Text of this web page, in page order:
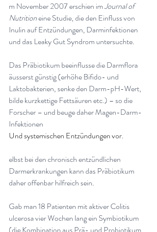
m November 2007 erschien im Journal of
Nutrition eine Studie, die den Einfluss von
Inulin auf Entzündungen, Darminfektionen
und das Leaky Gut Syndrom untersuchte.
Das Präbiotikum beeinflusse die Darmflora
äusserst günstig (erhöhe Bifido- und
Laktobakterien, senke den Darm-pH-Wert,
bilde kurzkettige Fettsäuren etc.) – so die
Forscher – und beuge daher Magen-Darm-
Infektionen
Und systemischen Entzündungen vor.
elbst bei den chronisch entzündlichen
Darmerkrankungen kann das Präbiotikum
daher offenbar hilfreich sein.
Gab man 18 Patienten mit aktiver Colitis
ulcerosa vier Wochen lang ein Symbiotikum